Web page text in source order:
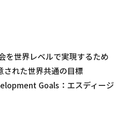
を世界レベルで実現するため
された世界共通の目標
Goals：エスディージ